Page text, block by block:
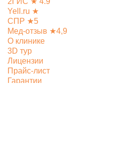
Yell.ru ★
СПР ★5
Мед-отзыв ★4,9
О клинике
3D тур
Лицензии
Прайс-лист
Гарантии